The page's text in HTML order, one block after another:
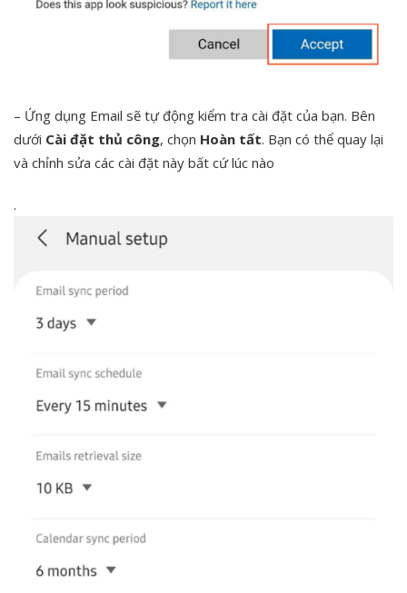
– Ứng dụng Email sẽ tự động kiểm tra cài đặt của bạn. Bên
dưới Cài đặt thủ công, chọn Hoàn tất. Bạn có thể quay lại
và chỉnh sửa các cài đặt này bất cứ lúc nào
.